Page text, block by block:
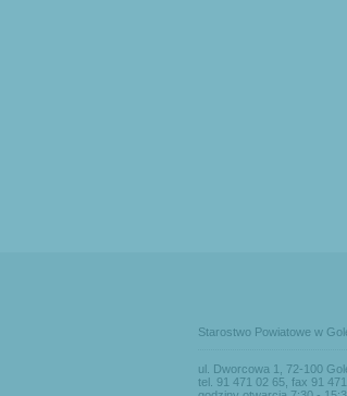
Starostwo Powiatowe w
ul. Dworcowa 1, 72-100
tel. 91 471 02 65, fax 91